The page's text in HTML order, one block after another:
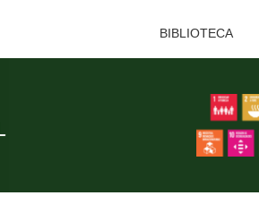
BIBLIOTECA